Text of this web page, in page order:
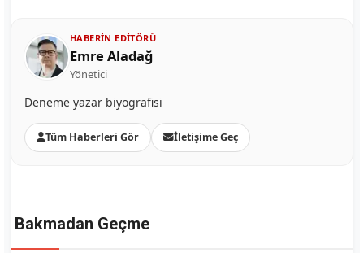
HABERIN EDITÖRÜ
Emre Aladağ
Yönetici
Deneme yazar biyografisi
Tüm Haberleri Gör İletişime Geç
Bakmadan Geçme